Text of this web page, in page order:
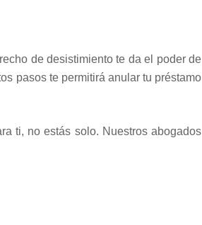
de desistimiento te da el poder de
pasos te permitirá anular tu préstamo
ti, no estás solo. Nuestros abogados